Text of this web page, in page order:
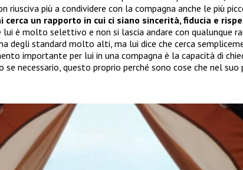
riusciva più a condividere con la compagna anche le più
cerca un rapporto in cui ci siano sincerità, fiducia e
lui è molto selettivo e non si lascia andare con qualunque
degli standard molto alti, ma lui dice che cerca
importante per lui in una compagna è la capacità di
se necessario, questo proprio perché sono cose che nel suo